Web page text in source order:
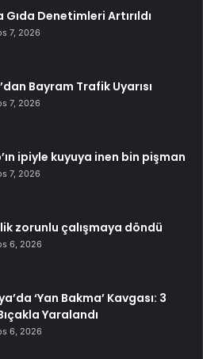
Gıda Denetimleri Artırıldı
7, 2026
Bayram Trafik Uyarısı
7, 2026
ipiyle kuyuya inen bin pişman
7, 2026
zorunlu çalışmaya döndü
6, 2026
‘Yan Bakma’ Kavgası: 3
Yaralandı
6, 2026